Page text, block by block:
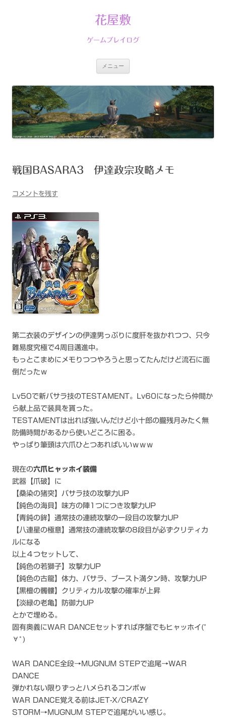
花屋敷
ゲームプレイログ
メニュー
戦国BASARA3 伊達政宗攻略メモ
コメントを残す
第二衣装のデザインの伊達男っぷりに度肝を抜かれつつ、只今
難易度究極で4周目邁進中。
もっとこまめにメモりつつやろうと思ってたんだけど流石に面
倒だったｗ
Lv50で新バサラ技のTESTAMENT。Lv60になったら仲間か
ら献上品で装具を貰った。
TESTAMENTは出れば強いんだけど小十郎の朧残月みたく無
防備時間があるから使いどころに困る。
やっぱり筆頭は六爪ひとつあればいいｗｗｗ
現在の六爪ヒャッホイ装備
武器【爪破】に
【桑染の猪突】バサラ技の攻撃力UP
【鈍色の海貝】味方の陣1つにつき攻撃力UP
【青鈍の鉾】通常技の連続攻撃の一段目の攻撃力UP
【八連星の極意】通常技の連続攻撃の8段目が必ずクリティカ
ルになる
以上４つセットして、
【鈍色の若獅子】攻撃力UP
【鈍色の古龍】体力、バサラ、ブースト満タン時、攻撃力UP
【黒檀の髑髏】クリティカル攻撃の確率が上昇
【淡緑の老亀】防御力UP
とかで埋める。
固有奥義にWAR DANCEセットすれば序盤でもヒャッホイ(ﾟ
∀ﾟ)
WAR DANCE全段→MUGNUM STEPで追尾→WAR
DANCE
弾かれない限りずっとハメられるコンボｗ
WAR DANCE覚える前はJET-X/CRAZY
STORM→MUGNUM STEPで追尾がいい感じ。